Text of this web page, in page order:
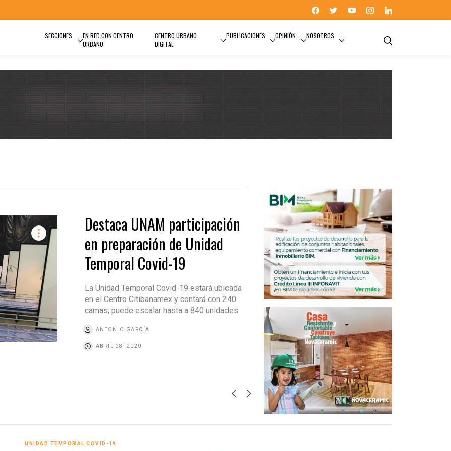
SECCIONES
EN RED CON CENTRO
URBANO
CENTRO URBANO
DIGITAL
PUBLICACIONES OPINIÓN NOSOTROS
Destaca UNAM participación
en preparación de Unidad
Temporal Covid-19
La Unidad Temporal Covid-19 estará ubicada
en el Centro Citibanamex y contará con 240
camas; puede escalar hasta a 840 unidades
ANTONIO GARCÍA
ABRIL 28, 2020
UNIDAD TEMPORAL COVID-19
UNIDAD TEMPORAL COVID-19